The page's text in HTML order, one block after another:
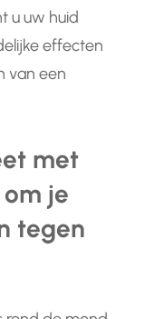
u uw huid
effecten
van een
met
je
tegen